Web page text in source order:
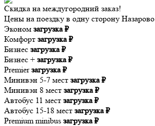
Скидка на междугородний заказ!
Цены на поездку в одну сторону Назарово
Эконом загрузка ₽
Комфорт загрузка ₽
Бизнес загрузка ₽
Бизнес + загрузка ₽
Premier загрузка ₽
Минивэн 5-7 мест загрузка ₽
Минивэн 8 мест загрузка ₽
Автобус 11 мест загрузка ₽
Автобус 15-18 мест загрузка ₽
Premium minibus загрузка ₽